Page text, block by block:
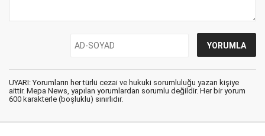
UYARI: Yorumların her türlü cezai ve hukuki sorumluluğu yazan kişiye
aittir. Mepa News, yapılan yorumlardan sorumlu değildir. Her bir yorum
600 karakterle (boşluklu) sınırlıdır.